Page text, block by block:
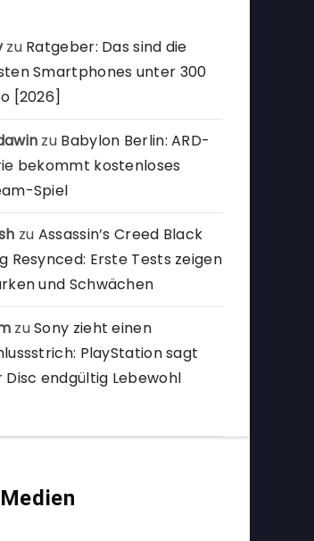
zu Ratgeber: Das sind die
Smartphones unter 300
[2026]
zu Babylon Berlin: ARD-
bekommt kostenloses
Spiel
zu Assassin’s Creed Black
Resynced: Erste Tests zeigen
und Schwächen
zuSony zieht einen
PlayStation sagt
Disc endgültig Lebewohl